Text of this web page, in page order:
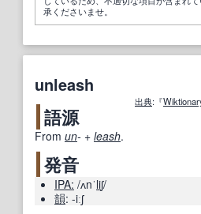
承くださいませ。
unleash
出典:『
語源
From un- +‎ leash.
発音
IPA: /ʌnˈliʃ/
韻: -iːʃ